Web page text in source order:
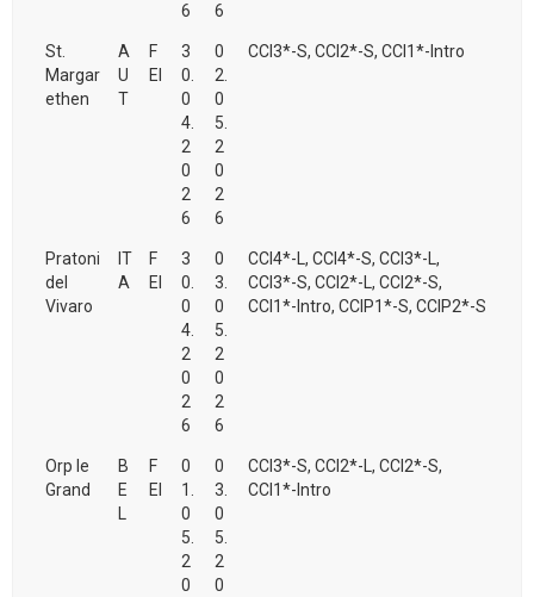
6
6
St.
Margar
ethen
A
U
T
F
EI
3
0.
0
4.
2
0
2
6
0
2.
0
5.
2
0
2
6
CCI3*-S, CCI2*-S, CCI1*-Intro
Pratoni
del
Vivaro
IT
A
F
EI
3
0.
0
4.
2
0
2
6
0
3.
0
5.
2
0
2
6
CCI4*-L, CCI4*-S, CCI3*-L,
CCI3*-S, CCI2*-L, CCI2*-S,
CCI1*-Intro, CCIP1*-S, CCIP2*-S
Orp le
Grand
B
E
F
EI
0
1.
0
5.
2
0
0
3.
0
5.
2
0
CCI3*-S, CCI2*-L, CCI2*-S,
CCI1*-Intro